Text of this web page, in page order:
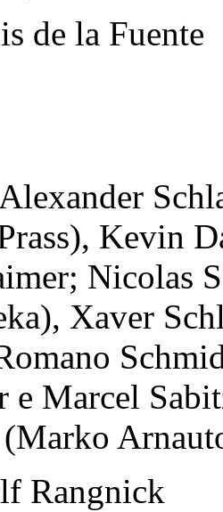
de la Fuente
Kevin
Nicolas
Xaver
e Marcel
Rangnick